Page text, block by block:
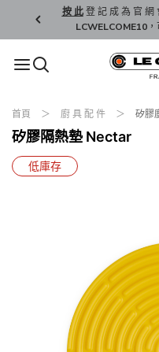
按 此登 記 成 為 官 網
LCWELCOME10，
首頁 廚 具 配 件 矽膠
矽膠隔熱墊 Nectar
低庫存